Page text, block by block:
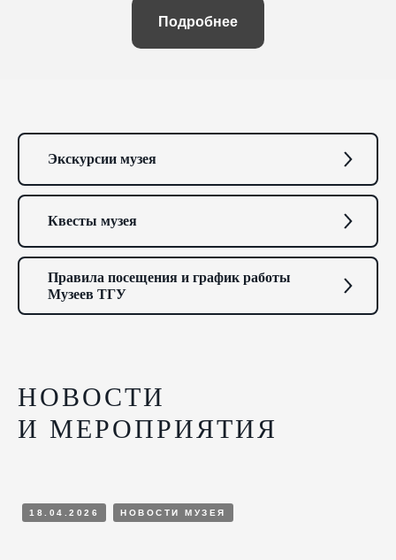
Подробнее
Экскурсии музея
Квесты музея
Правила посещения и график работы
Музеев ТГУ
НОВОСТИ
И МЕРОПРИЯТИЯ
18.04.2026 НОВОСТИ МУЗЕЯ